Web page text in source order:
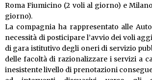
Roma Fiumicino (2 voli al giorno) e
giorno).
La compagnia ha rappresentato alle
necessità di posticipare l’avvio dei voli
di gara istitutivo degli oneri di servizio
delle facoltà di razionalizzare i servizi a
inesistente livello di prenotazioni